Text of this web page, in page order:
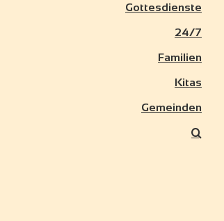
Gottesdienste
24/7
Familien
Kitas
Gemeinden